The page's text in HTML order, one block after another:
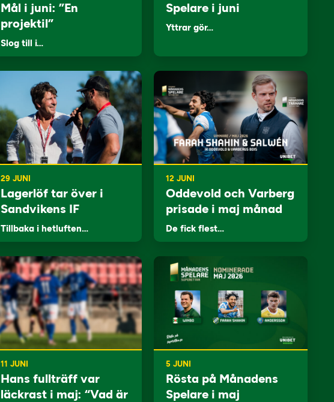
Mål i juni: ”En
projektil”
Slog till i…
Spelare i juni
Yttrar gör…
29 JUNI
Lagerlöf tar över i
Sandvikens IF
Tillbaka i hetluften…
12 JUNI
Oddevold och Varberg
prisade i maj månad
De fick flest…
11 JUNI
Hans fullträff var
läckrast i maj: “Vad är
5 JUNI
Rösta på Månadens
Spelare i maj